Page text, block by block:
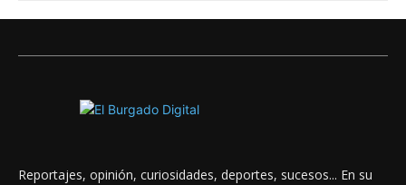
Reportajes, opinión, curiosidades, deportes, sucesos... En su